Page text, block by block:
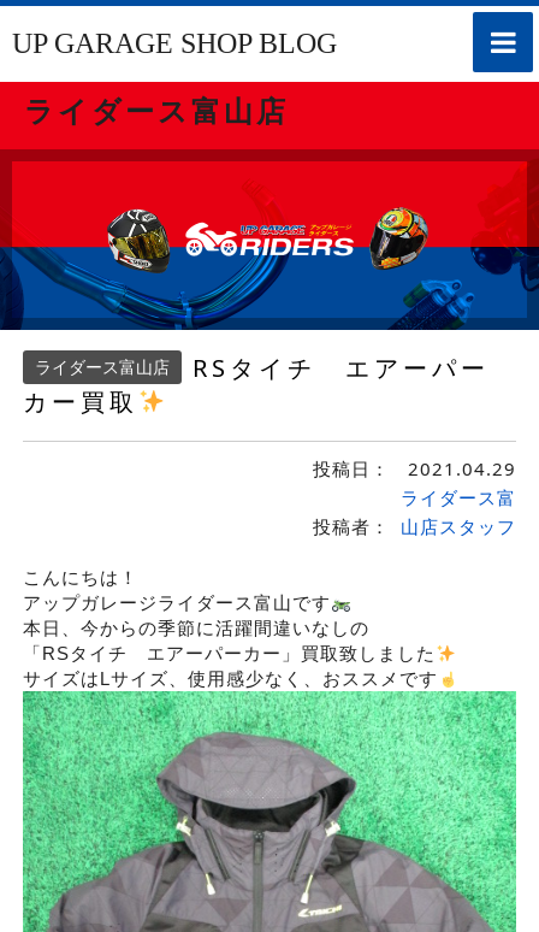
toggle
UP GARAGE SHOP BLOG
ライダース富山店
ライダース富山店
RSタイチ エアーパー
カー買取
投稿日： 2021.04.29
投稿者：
ライダース富
山店スタッフ
こんにちは！
アップガレージライダース富山です
本日、今からの季節に活躍間違いなしの
「RSタイチ エアーパーカー」買取致しました
サイズはLサイズ、使用感少なく、おススメです